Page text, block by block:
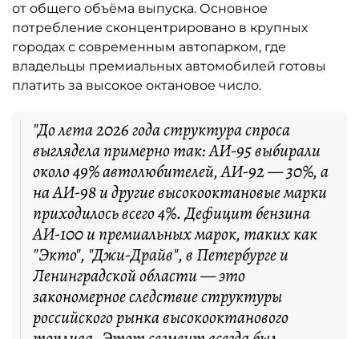
от общего объёма выпуска. Основное
потребление сконцентрировано в крупных
городах с современным автопарком, где
владельцы премиальных автомобилей готовы
платить за высокое октановое число.
"До лета 2026 года структура спроса
выглядела примерно так: АИ-95 выбирали
около 49% автолюбителей, АИ-92 — 30%, а
на АИ-98 и другие высокооктановые марки
приходилось всего 4%. Дефицит бензина
АИ-100 и премиальных марок, таких как
"Экто", "Джи-Драйв", в Петербурге и
Ленинградской области — это
закономерное следствие структуры
российского рынка высокооктанового